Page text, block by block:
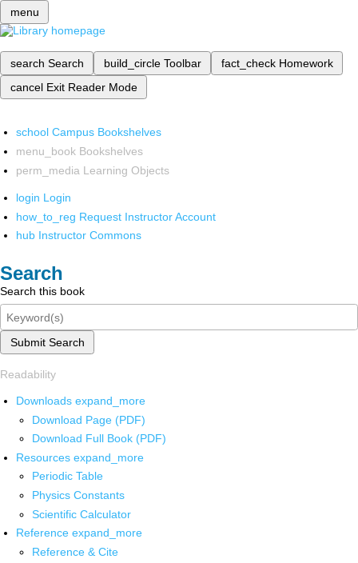
menu
search Search build_circle Toolbar fact_check Homework
cancel Exit Reader Mode
school Campus Bookshelves
menu_book Bookshelves
perm_media Learning Objects
login Login
how_to_reg Request Instructor Account
hub Instructor Commons
Search
Search this book
Submit Search
Readability
Downloads expand_more
Download Page (PDF)
Download Full Book (PDF)
Resources expand_more
Periodic Table
Physics Constants
Scientific Calculator
Reference expand_more
Reference & Cite